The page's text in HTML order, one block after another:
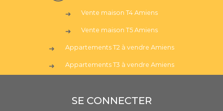
Vente maison T4 Amiens
Vente maison T5 Amiens
Appartements T2 à vendre Amiens
Appartements T3 à vendre Amiens
SE CONNECTER